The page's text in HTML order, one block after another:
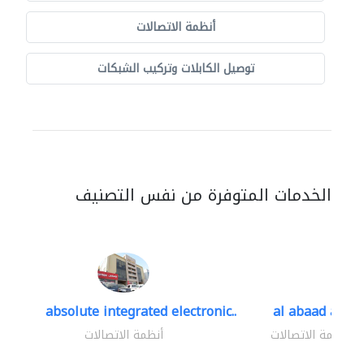
أنظمة الاتصالات
توصيل الكابلات وتركيب الشبكات
الخدمات المتوفرة من نفس التصنيف
absolute integrated electronic..
أنظمة الاتصالات
al abaad al..
أنظمة الاتصالات